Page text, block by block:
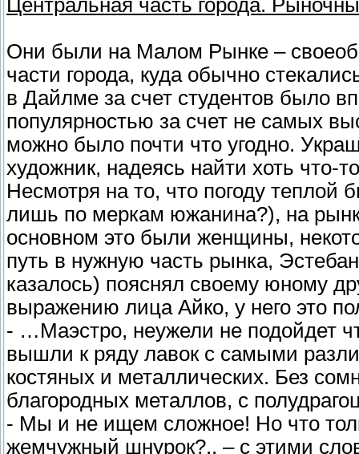
Центральная часть города.
Они были на Малом Рынке –
части города, куда обычно
в Дайлме за счет студентов было
популярностью за счет не самых
можно было почти что угодно.
художник, надеясь найти хоть что-
Несмотря на то, что погоду теплой
лишь по меркам южанина?), на
основном это были женщины,
путь в нужную часть рынка,
казалось) пояснял своему юному
выражению лица Айко, у него это
- …Маэстро, неужели не подойдет
вышли к ряду лавок с самыми
костяных и металлических. Без
благородных металлов, с
- Мы и не ищем сложное! Но что
жемчужный шнурок?.. – с этими